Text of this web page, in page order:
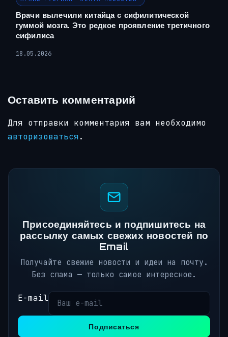
Врачи вылечили китайца с сифилитической
гуммой мозга. Это редкое проявление третичного
сифилиса
18.05.2026
Оставить комментарий
Для отправки комментария вам необходимо
авторизоваться.
Присоединяйтесь и подпишитесь на
рассылку самых свежих новостей по
Email
Получайте свежие новости и идеи на почту.
Без спама — только самое интересное.
E-mail
Подписаться